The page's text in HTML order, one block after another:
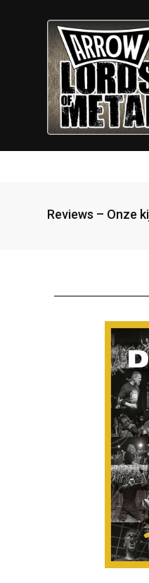
Reviews – Onze